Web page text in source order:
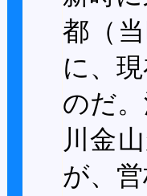
都（
に、
のだ
川金
が、